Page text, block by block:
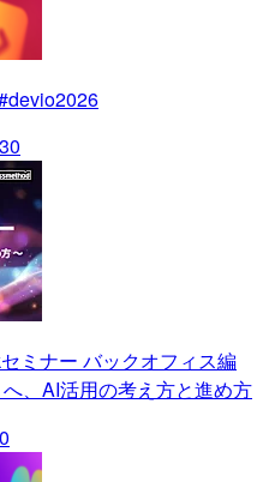
ミナー バックオフィス編
、AI活用の考え方と進め方